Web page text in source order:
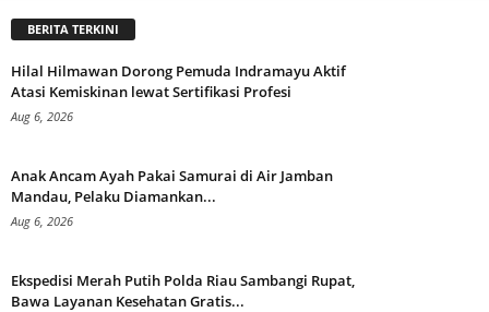
BERITA TERKINI
Hilal Hilmawan Dorong Pemuda Indramayu Aktif
Atasi Kemiskinan lewat Sertifikasi Profesi
Aug 6, 2026
Anak Ancam Ayah Pakai Samurai di Air Jamban
Mandau, Pelaku Diamankan...
Aug 6, 2026
Ekspedisi Merah Putih Polda Riau Sambangi Rupat,
Bawa Layanan Kesehatan Gratis...